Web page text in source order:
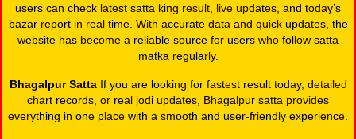
users can check latest satta king result, live updates, and today’s
bazar report in real time. With accurate data and quick updates, the
website has become a reliable source for users who follow satta
matka regularly.
Bhagalpur Satta If you are looking for fastest result today, detailed
chart records, or real jodi updates, Bhagalpur satta provides
everything in one place with a smooth and user-friendly experience.